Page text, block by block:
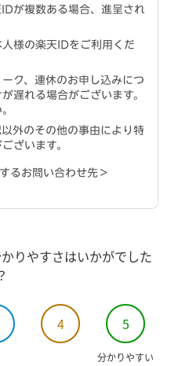
が複数ある場合、進呈され
様の楽天IDをご利用くだ
ク、連休のお申し込みにつ
遅れる場合がございます。
外のその他の事由により特
ざいます。
るお問い合わせ先＞
りやすさはいかがでした
4 5
分かりやすい